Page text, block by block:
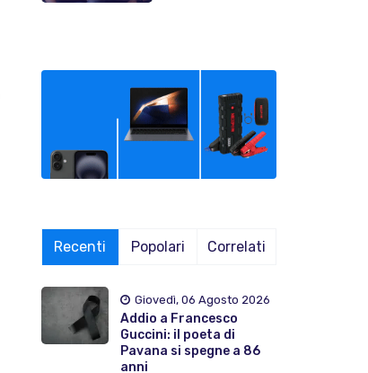
Recenti Popolari Correlati
Giovedì, 06 Agosto 2026
Addio a Francesco
Guccini: il poeta di
Pavana si spegne a 86
anni